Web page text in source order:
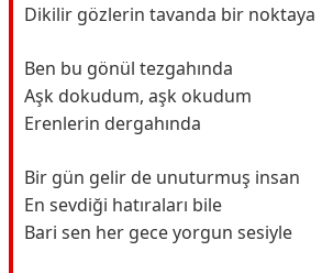
Dikilir gözlerin tavanda bir noktaya
Ben bu gönül tezgahında
Aşk dokudum, aşk okudum
Erenlerin dergahında
Bir gün gelir de unuturmuş insan
En sevdiği hatıraları bile
Bari sen her gece yorgun sesiyle